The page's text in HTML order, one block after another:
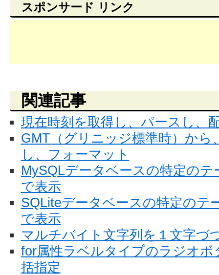
スポンサード リンク
関連記事
現在時刻を取得し、パースし、
GMT（グリニッジ標準時）から
し、フォーマット
MySQLデータベースの特定の
で表示
SQLiteデータベースの特定のテ
で表示
マルチバイト文字列を１文字づ
for属性ラベルタイプのラジオボ
括指定